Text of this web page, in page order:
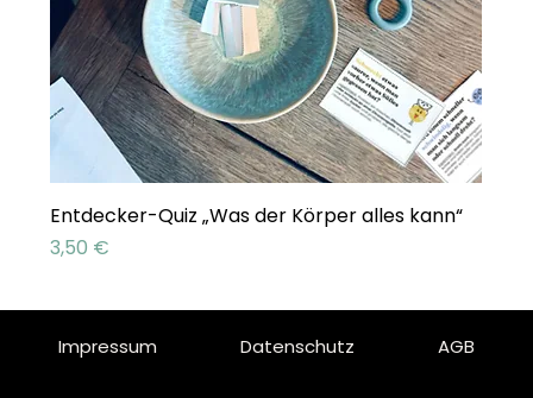
Entdecker-Quiz „Was der Körper alles kann“
Preis
3,50 €
Impressum Datenschutz AGB